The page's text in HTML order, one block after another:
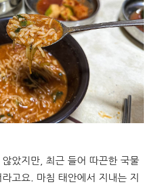
았지만, 최근 들어 따끈한 국물
고요. 마침 태안에서 지내는 지